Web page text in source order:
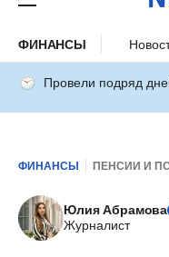
ФИНАНСЫ
Провели подряд
ФИНАНСЫ ПЕНСИИ И
Юлия Абрамова
Журналист